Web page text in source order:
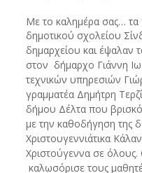
Με το καλημέρα σας… τα
δημοτικού σχολείου
δημαρχείου και έψαλαν
στον δήμαρχο Γιάννη
τεχνικών υπηρεσιών
γραμματέα Δημήτρη
δήμου Δέλτα που
με την καθοδήγηση της
Χριστουγεννιάτικα
Χριστούγεννα σε
καλωσόρισε τους